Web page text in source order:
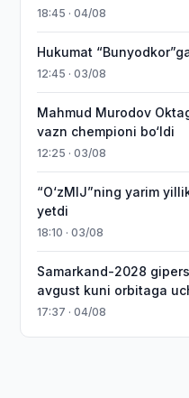
18:45 · 04/08
Hukumat
12:45 · 03/08
Mahmud Murodov
vazn chempioni bo‘ldi
12:25 · 03/08
“O‘zMIJ”ning yarim
yetdi
18:10 · 03/08
Samarkand-2028
avgust kuni orbitaga
17:37 · 04/08